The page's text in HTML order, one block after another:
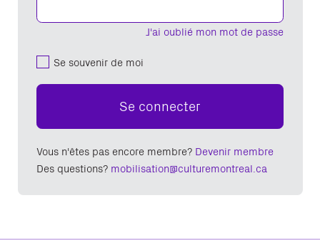
J'ai oublié mon mot de passe
Se souvenir de moi
Se connecter
Vous n'êtes pas encore membre? Devenir membre
Des questions? mobilisation@culturemontreal.ca